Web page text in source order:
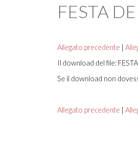
FESTA
Allegato precedente |
Il download del file:
Se il download non
Allegato precedente |